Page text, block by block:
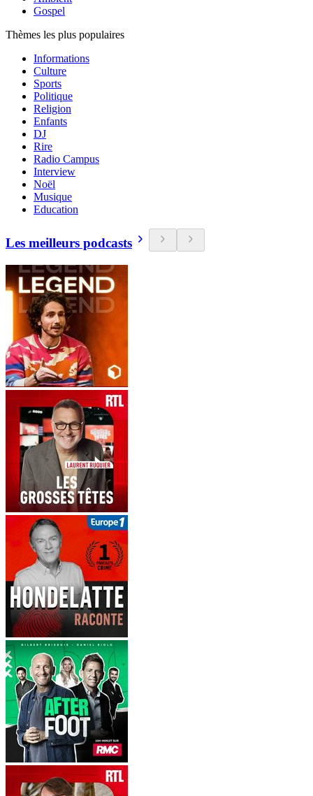
Gospel
Thèmes les plus populaires
Informations
Culture
Sports
Politique
Religion
Enfants
DJ
Rire
Radio Campus
Interview
Noël
Musique
Education
Les meilleurs podcasts